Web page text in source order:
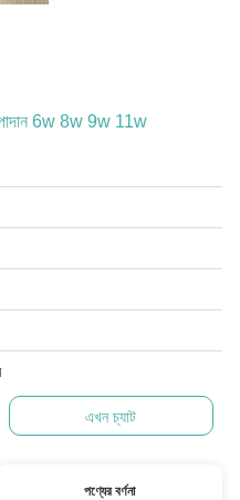
উপাদান 6w 8w 9w 11w
এখন চ্যাট
পণ্যের বর্ণনা